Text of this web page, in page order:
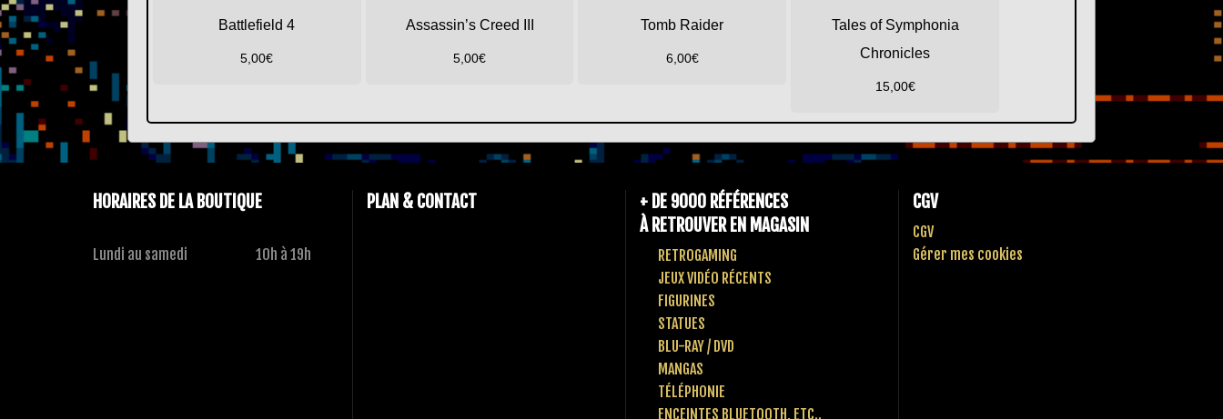
Battlefield 4
5,00€
Assassin’s Creed III
5,00€
Tomb Raider
6,00€
Tales of Symphonia
Chronicles
15,00€
HORAIRES DE LA BOUTIQUE
Lundi au samedi 10h à 19h
PLAN & CONTACT
+ DE 9000 RÉFÉRENCES
À RETROUVER EN MAGASIN
RETROGAMING
JEUX VIDÉO RÉCENTS
FIGURINES
STATUES
BLU-RAY / DVD
MANGAS
TÉLÉPHONIE
ENCEINTES BLUETOOTH, ETC..
CGV
CGV
Gérer mes cookies